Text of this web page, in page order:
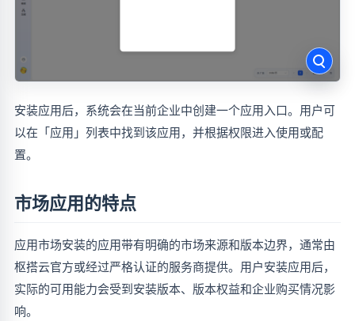
安装应用后，系统会在当前企业中创建一个应用入口。用户可
以在「应用」列表中找到该应用，并根据权限进入使用或配
置。
市场应用的特点
应用市场安装的应用带有明确的市场来源和版本边界，通常由
枢搭云官方或经过严格认证的服务商提供。用户安装应用后，
实际的可用能力会受到安装版本、版本权益和企业购买情况影
响。